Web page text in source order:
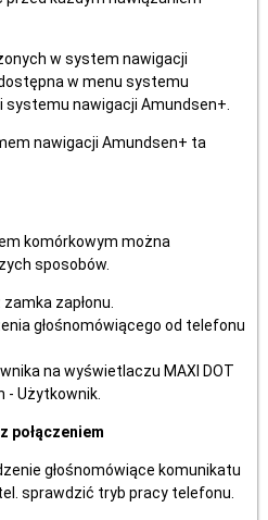
w system nawigacji
w menu systemu
systemu nawigacji Amundsen+.
nawigacji Amundsen+ ta
komórkowym można
sposobów.
zapłonu.
głośnomówiącego od telefonu
na wyświetlaczu MAXI DOT
- Użytkownik.
połączeniem
głośnomówiące komunikatu
sprawdzić tryb pracy telefonu.